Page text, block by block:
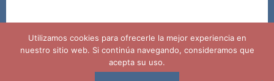
Utilizamos cookies para ofrecerle la mejor experiencia en
nuestro sitio web. Si continúa navegando, consideramos que
acepta su uso.